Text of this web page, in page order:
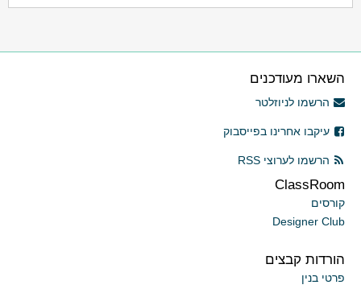
השארו מעודכנים
הרשמו לניוזלטר
עיקבו אחרינו בפייסבוק
הרשמו לערוצי RSS
ClassRoom
קורסים
Designer Club
הורדות קבצים
פרטי בנין